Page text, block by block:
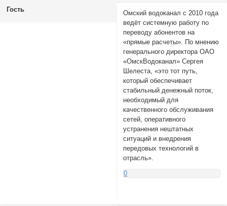
Гость
Омский водоканал с 2010 года
ведёт системную работу по
переводу абонентов на
«прямые расчеты». По мнению
генерального директора ОАО
«ОмскВодоканал» Сергея
Шелеста, «это тот путь,
который обеспечивает
стабильный денежный поток,
необходимый для
качественного обслуживания
сетей, оперативного
устранения нештатных
ситуаций и внедрения
передовых технологий в
отрасль».
0